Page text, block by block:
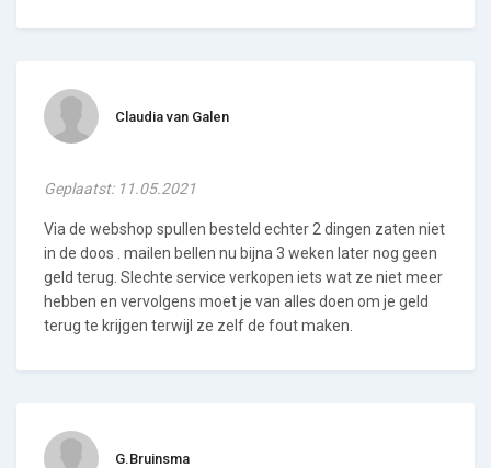
Claudia van Galen
Geplaatst: 11.05.2021
Via de webshop spullen besteld echter 2 dingen zaten niet
in de doos . mailen bellen nu bijna 3 weken later nog geen
geld terug. Slechte service verkopen iets wat ze niet meer
hebben en vervolgens moet je van alles doen om je geld
terug te krijgen terwijl ze zelf de fout maken.
G.Bruinsma